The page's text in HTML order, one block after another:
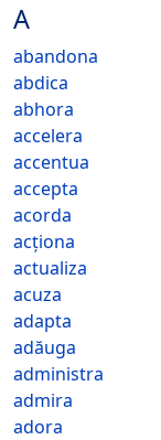
A
abandona
abdica
abhora
accelera
accentua
accepta
acorda
acționa
actualiza
acuza
adapta
adăuga
administra
admira
adora